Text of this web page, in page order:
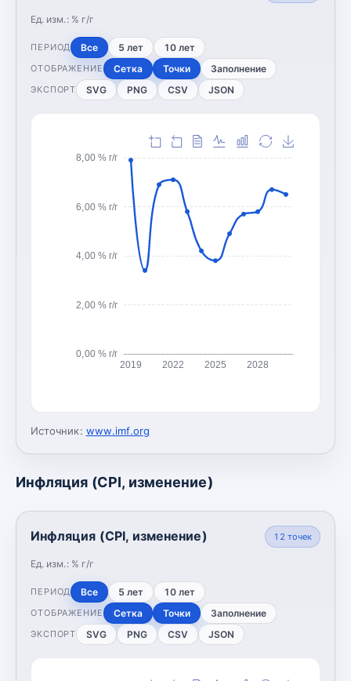
Ед. изм.: % г/г
ПЕРИОД Все 5 лет 10 лет
ОТОБРАЖЕНИЕ Сетка Точки Заполнение
ЭКСПОРТ SVG PNG CSV JSON
0,00 % г/г
2,00 % г/г
4,00 % г/г
6,00 % г/г
8,00 % г/г
2019 2022 2025 2028
Источник: www.imf.org
Инфляция (CPI, изменение)
Инфляция (CPI, изменение)
Ед. изм.: % г/г
12 точек
ПЕРИОД Все 5 лет 10 лет
ОТОБРАЖЕНИЕ Сетка Точки Заполнение
ЭКСПОРТ SVG PNG CSV JSON